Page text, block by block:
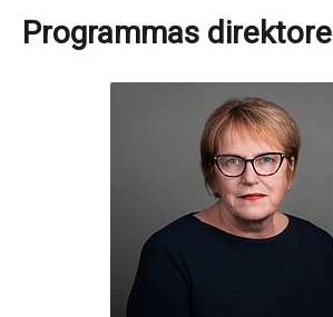
Programmas direktore